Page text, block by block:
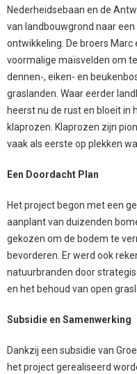
Nederheidsebaan en de
van landbouwgrond naar
ontwikkeling. De broers Marc
voormalige maïsvelden om
dennen-, eiken- en
graslanden. Waar eerder
heerst nu de rust en bloeit in
klaprozen. Klaprozen zijn
vaak als eerste op plekken
Een Doordacht Plan
Het project begon met een
aanplant van duizenden
gekozen om de bodem te
bevorderen. Er werd ook
natuurbranden door
en het behoud van open
Subsidie en Samenwerking
Dankzij een subsidie van
het project gerealiseerd